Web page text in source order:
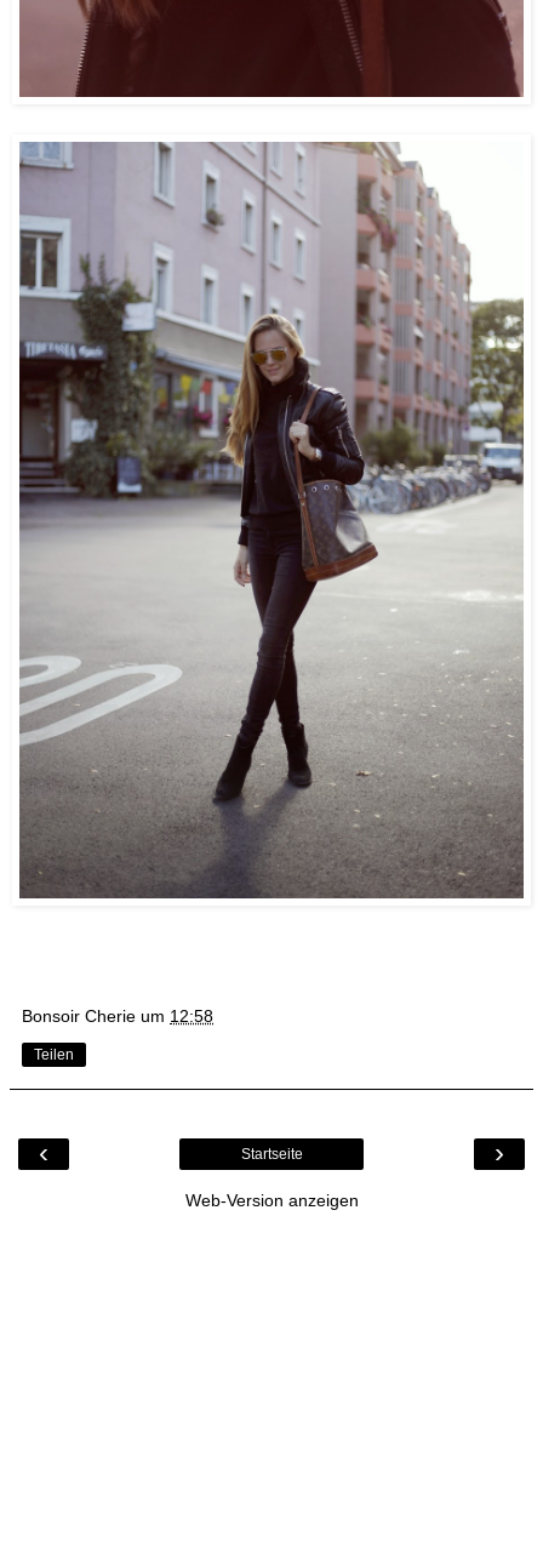
Bonsoir Cherie um 12:58
Teilen
‹ ›
Startseite
Web-Version anzeigen